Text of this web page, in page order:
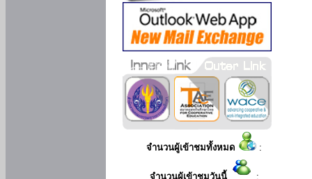
จำนวนผู้เข้าชมทั้งหมด :
จำนวนผู้เข้าชมวันนี้ :